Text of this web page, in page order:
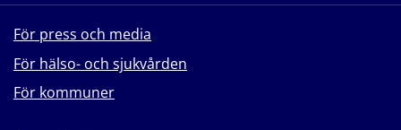
För press och media
För hälso- och sjukvården
För kommuner